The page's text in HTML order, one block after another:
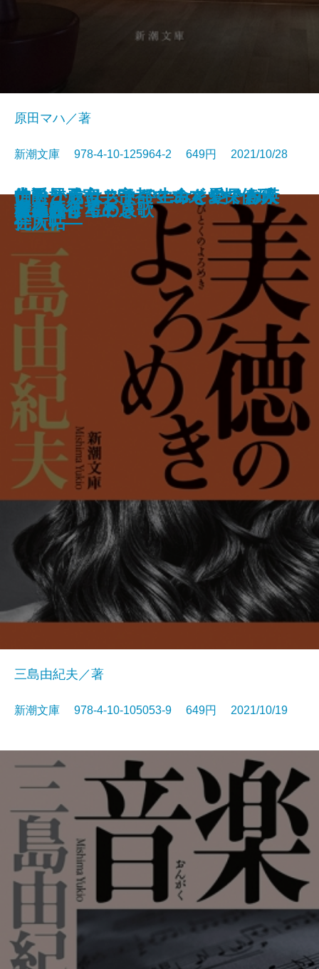
生き抜くためのドストエフスキー
入門―「五大長編」集中講義―
うちのレシピ
蟻の棲み家
臆病な詩人、街へ出る。
一汁一菜でよいという提案
日本の聖域 ザ・コロナ
方丈の孤月―鴨長明伝―
もうひとつの「流転の海」
ゴリラの森、言葉の海
常設展示室―Permanent Collectio
n―
原田マハ／著
新潮文庫 978-4-10-125964-2 649円 2021/10/28
美徳のよろめき
三島由紀夫／著
新潮文庫 978-4-10-105053-9 649円 2021/10/19
音楽
伯爵と成金―帝都マユズミ探偵研
究所―
はるか
星夜航行〔上〕
星夜航行〔下〕
名もなき星の哀歌
玄鳥さりて
はしからはしまで―みとや・お瑛
仕入帖―
ナチュラリスト―生命を愛でる人
―